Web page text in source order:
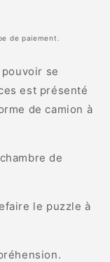
de paiement.
se
est présenté
de camion à
de
le puzzle à